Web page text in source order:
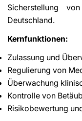
Sicherstellung
Deutschland.
Kernfunktionen:
Zulassung und
Regulierung von
Überwachung
Kontrolle von
Risikobewertung